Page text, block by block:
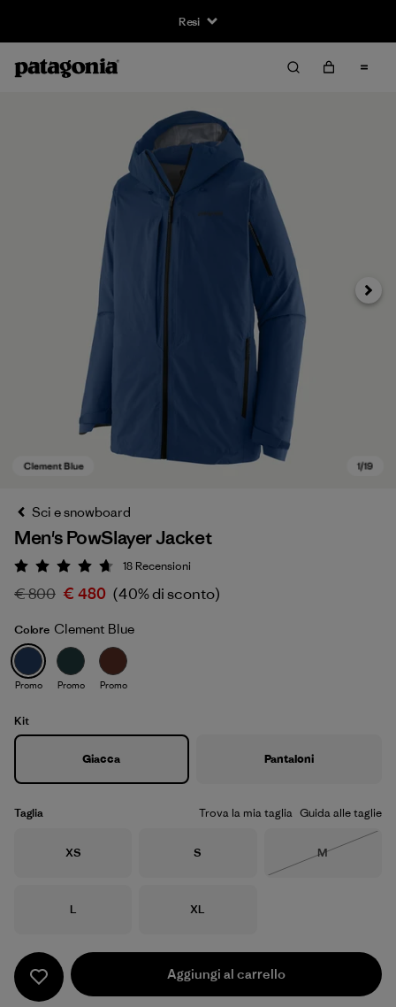
Resi
Clement Blue
Avanti
Sci e snowboard
Men's PowSlayer Jacket
Valutazione: 4.7 / 5
18 Recensioni
€ 800 € 480 (40% di sconto)
Colore Clement Blue
Promo Promo Promo
Kit
Giacca Pantaloni
Taglia Trova la mia taglia Guida alle taglie
Taglia
XS Taglia
S Taglia
M
Taglia
L Taglia
XL
Aggiungi al carrello